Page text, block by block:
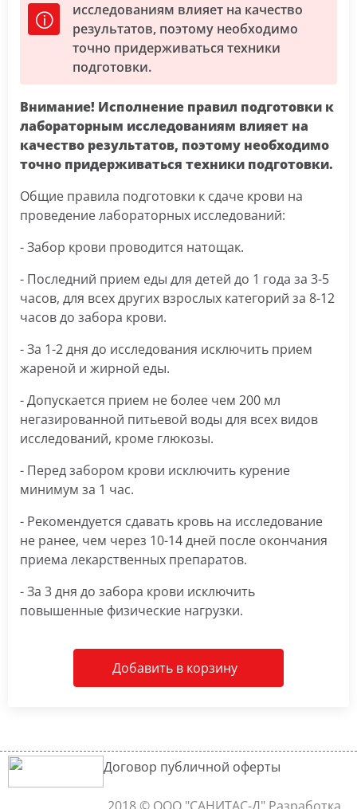
исследованиям влияет на качество
результатов, поэтому необходимо
точно придерживаться техники
подготовки.
Внимание! Исполнение правил подготовки к
лабораторным исследованиям влияет на
качество результатов, поэтому необходимо
точно придерживаться техники подготовки.
Общие правила подготовки к сдаче крови на
проведение лабораторных исследований:
- Забор крови проводится натощак.
- Последний прием еды для детей до 1 года за 3-5
часов, для всех других взрослых категорий за 8-12
часов до забора крови.
- За 1-2 дня до исследования исключить прием
жареной и жирной еды.
- Допускается прием не более чем 200 мл
негазированной питьевой воды для всех видов
исследований, кроме глюкозы.
- Перед забором крови исключить курение
минимум за 1 час.
- Рекомендуется сдавать кровь на исследование
не ранее, чем через 10-14 дней после окончания
приема лекарственных препаратов.
- За 3 дня до забора крови исключить
повышенные физические нагрузки.
Добавить в корзину
Договор публичной оферты